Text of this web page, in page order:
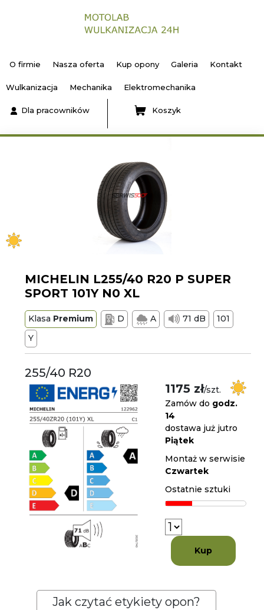
O firmie Nasza oferta Kup opony Galeria Kontakt
Wulkanizacja Mechanika Elektromechanika
Dla pracowników Koszyk
MICHELIN L255/40 R20 P SUPER
SPORT 101Y N0 XL
Klasa Premium D A 71 dB
101
Y
255/40 R20
1175 zł/szt.
Zamów do godz.
14
dostawa już jutro
Piątek
Montaż w serwisie
Czwartek
Ostatnie sztuki
Kup
Jak czytać etykiety opon?